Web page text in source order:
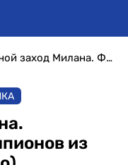
Двойной заход Милана. Финалисты Лиги чемпионов из квалификации (видео)
из